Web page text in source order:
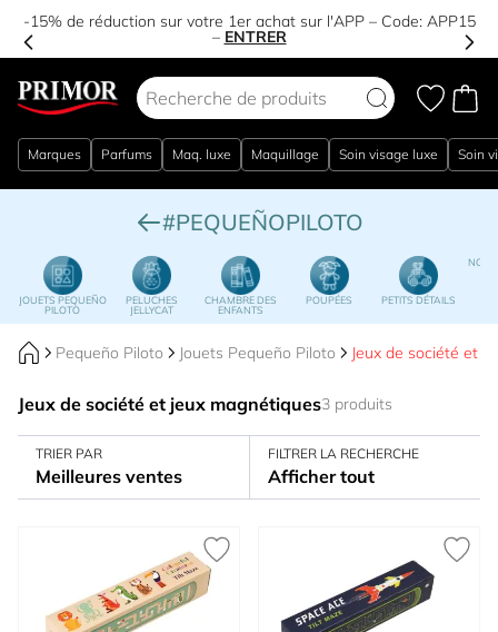
-15% de réduction sur votre 1er achat sur l'APP – Code: APP15
– ENTRER
Marques Parfums Maq. luxe Maquillage Soin visage luxe Soin
#PEQUEÑOPILOTO
JOUETS PEQUEÑO
PILOTO
PELUCHES
JELLYCAT
CHAMBRE DES
ENFANTS
POUPÉES PETITS DÉTAILS
NOËL
Pequeño Piloto Jouets Pequeño Piloto Jeux de société et
Jeux de société et jeux magnétiques3 produits
TRIER PAR
Meilleures ventes
FILTRER LA RECHERCHE
Afficher tout